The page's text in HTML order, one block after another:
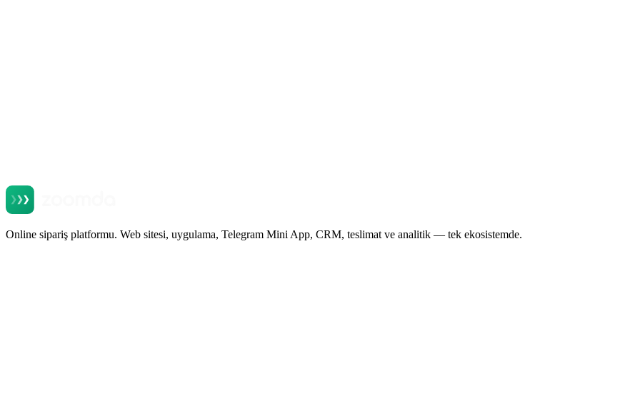
Online sipariş platformu. Web sitesi, uygulama, Telegram Mini App, CRM, teslimat ve analitik — tek ekosistemde.